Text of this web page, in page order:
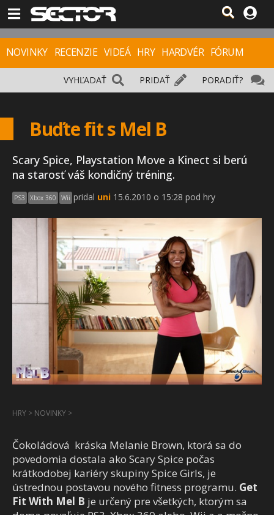
NOVINKY RECENZIE VIDEÁ HRY HARDVÉR FÓRUM
PORADIŤ?
PRIDAŤ
VYHĽADAŤ
Buďte fit s Mel B
Scary Spice, Playstation Move a Kinect si berú
na starosť váš kondičný tréning.
PS3 Xbox 360 Wii pridal uni 15.6.2010 o 15:28 pod hry
HRY > NOVINKY >
Čokoládová kráska Melanie Brown, ktorá sa do
povedomia dostala ako Scary Spice počas
krátkodobej kariéry skupiny Spice Girls, je
ústrednou postavou nového fitness programu. Get
Fit With Mel B je určený pre všetkých, ktorým sa